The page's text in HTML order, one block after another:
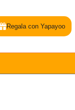
Regala con Yapayoo